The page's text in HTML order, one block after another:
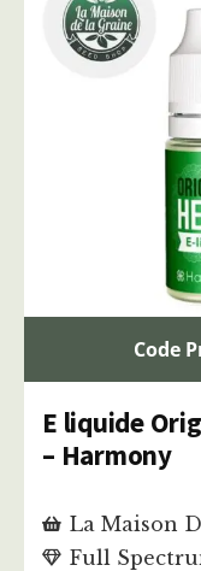
Code
E liquide
– Harmony
La Maison
Full